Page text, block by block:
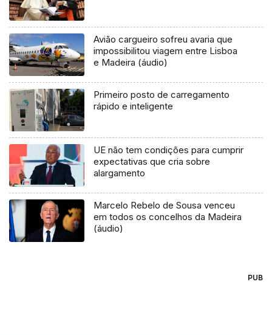
Avião cargueiro sofreu avaria que
impossibilitou viagem entre Lisboa
e Madeira (áudio)
Primeiro posto de carregamento
rápido e inteligente
UE não tem condições para cumprir
expectativas que cria sobre
alargamento
Marcelo Rebelo de Sousa venceu
em todos os concelhos da Madeira
(áudio)
PUB